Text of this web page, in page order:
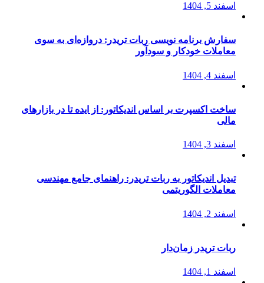
اسفند 5, 1404
سفارش برنامه نویسی ربات تریدر: دروازه‌ای به سوی
معاملات خودکار و سودآور
اسفند 4, 1404
ساخت اکسپرت بر اساس اندیکاتور: از ایده تا در بازارهای
مالی
اسفند 3, 1404
تبدیل اندیکاتور به ربات تریدر: راهنمای جامع مهندسی
معاملات الگوریتمی
اسفند 2, 1404
ربات تریدر زمان‌دار
اسفند 1, 1404